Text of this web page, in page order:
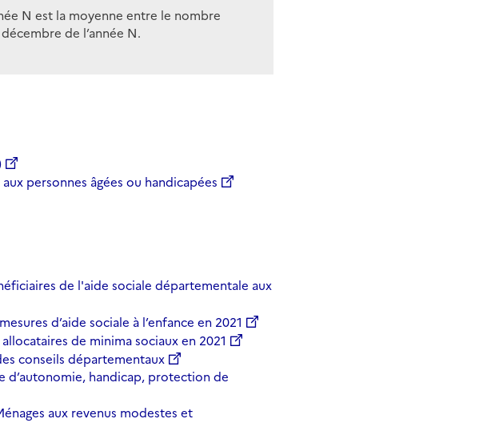
N est la moyenne entre le nombre
de l’année N.
personnes âgées ou handicapées
de l'aide sociale départementale aux
d’aide sociale à l’enfance en 2021
de minima sociaux en 2021
conseils départementaux
d’autonomie, handicap, protection de
aux revenus modestes et